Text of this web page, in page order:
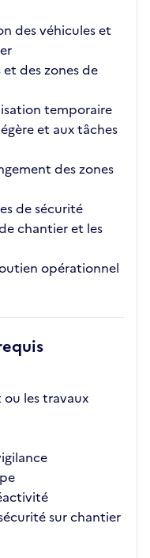
des véhicules et
des zones de
temporaire
et aux tâches
des zones
de sécurité
chantier et les
opérationnel
les travaux
sur chantier